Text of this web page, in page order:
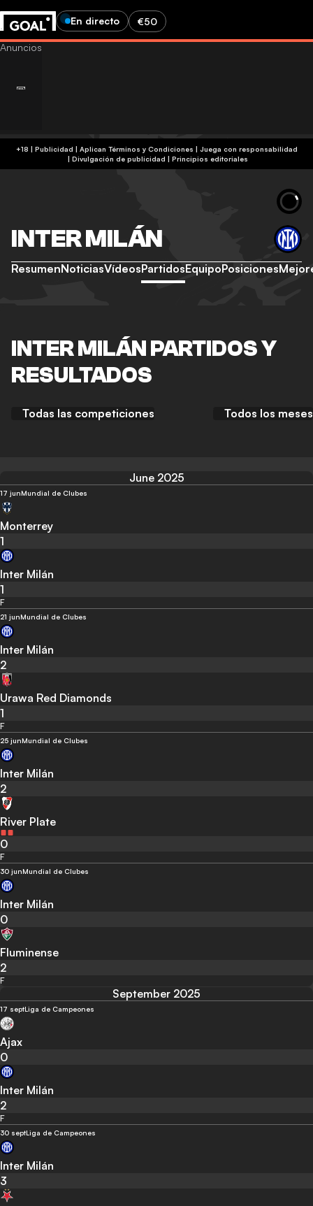
En directo €50
+18 | Publicidad | Aplican Términos y Condiciones | Juega con responsabilidad
| Divulgación de publicidad | Principios editoriales
INTER MILÁN
ResumenNoticiasVídeosPartidosEquipoPosiciones
INTER MILÁN PARTIDOS Y
RESULTADOS
Todas las competiciones Todos los meses
June 2025
17 junMundial de Clubes
Monterrey
1
Inter Milán
1
F
21 junMundial de Clubes
Inter Milán
2
Urawa Red Diamonds
1
F
25 junMundial de Clubes
Inter Milán
2
River Plate
0
F
30 junMundial de Clubes
Inter Milán
0
Fluminense
2
F
September 2025
17 septLiga de Campeones
Ajax
0
Inter Milán
2
F
30 septLiga de Campeones
Inter Milán
3